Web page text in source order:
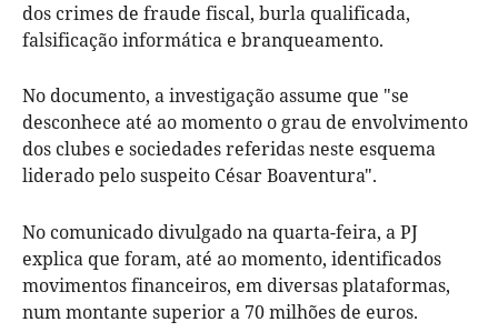
dos crimes de fraude fiscal, burla qualificada,
falsificação informática e branqueamento.
No documento, a investigação assume que "se
desconhece até ao momento o grau de envolvimento
dos clubes e sociedades referidas neste esquema
liderado pelo suspeito César Boaventura".
No comunicado divulgado na quarta-feira, a PJ
explica que foram, até ao momento, identificados
movimentos financeiros, em diversas plataformas,
num montante superior a 70 milhões de euros.